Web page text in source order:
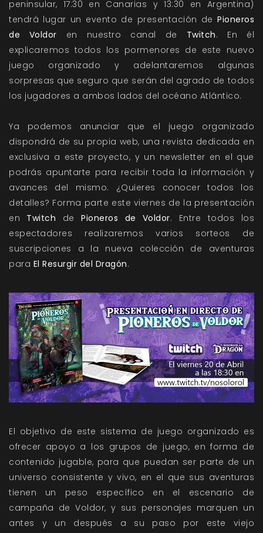
peninsular, 17:30 en Canarias y 13:30 en Argentina)
tendrá lugar un evento de presentación de Pioneros
de Voldor en nuestro canal de Twitch. En él
explicaremos todos los pormenores de este nuevo
juego organizado y adelantaremos algunas
sorpresas que seguro que serán del agrado de todos
los jugadores a ambos lados del océano Atlántico.
Ya podemos anunciar que el juego organizado
dispondrá de su propia web, una revista dedicada en
exclusiva a este proyecto, y un newsletter en el que
podrás apuntarte para recibir toda la información y
avances del mismo. ¿Quieres conocer todos los
detalles? Forma parte este viernes de la presentación
en Twitch dePioneros de Voldor. Entre todos los
espectadores realizaremos varios sorteos de
suscripciones a la nueva colección de aventuras
para El Resurgir del Dragón.
El objetivo de este sistema de juego organizado es
ofrecer apoyo a los grupos de juego, en forma de
contenido jugable, para que puedan ser parte de un
universo consistente y vivo, en el que sus aventuras
tienen un peso específico en el escenario de
campaña de Voldor, y sus personajes marquen un
antes y un después a su paso por este viejo